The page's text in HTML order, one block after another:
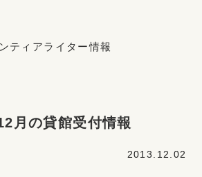
ティアライター情報
月の貸館受付情報
2013.12.02